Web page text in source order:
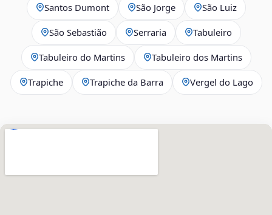
Santos Dumont São Jorge São Luiz
São Sebastião Serraria Tabuleiro
Tabuleiro do Martins Tabuleiro dos Martins
Trapiche Trapiche da Barra Vergel do Lago